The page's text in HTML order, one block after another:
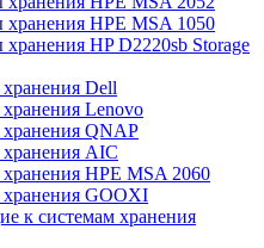
HPE MSA 1050
HP D2220sb Storage
Dell
Lenovo
QNAP
AIC
HPE MSA 2060
GOOXI
к системам хранения